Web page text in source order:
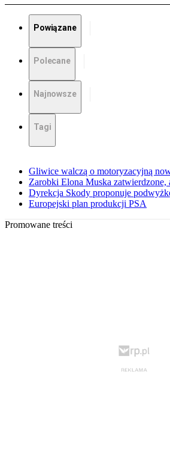
Powiązane
Polecane
Najnowsze
Tagi
Gliwice walczą o motoryzacyjną
Zarobki Elona Muska zatwierdzone,
Dyrekcja Skody proponuje
Europejski plan produkcji PSA
Promowane treści